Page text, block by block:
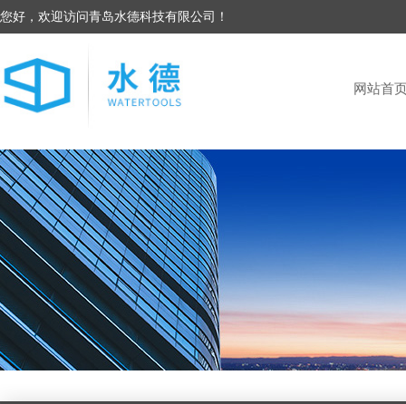
您好，欢迎访问青岛水德科技有限公司！
网站首